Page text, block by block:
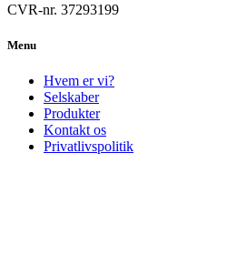
CVR-nr. 37293199
Menu
Hvem er vi?
Selskaber
Produkter
Kontakt os
Privatlivspolitik